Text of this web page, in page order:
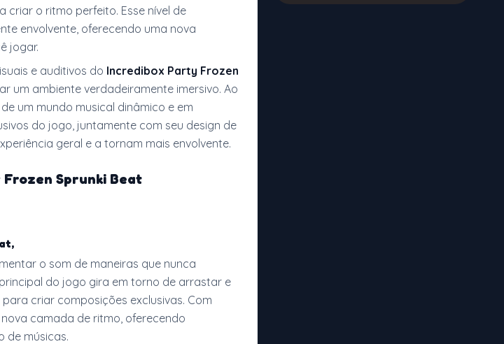
criar o ritmo perfeito. Esse nível de
envolvente, oferecendo uma nova
jogar.
e auditivos do Incredibox Party Frozen
um ambiente verdadeiramente imersivo. Ao
um mundo musical dinâmico e em
do jogo, juntamente com seu design de
geral e a tornam mais envolvente.
Sprunki Beat
o som de maneiras que nunca
do jogo gira em torno de arrastar e
criar composições exclusivas. Com
camada de ritmo, oferecendo
de músicas.